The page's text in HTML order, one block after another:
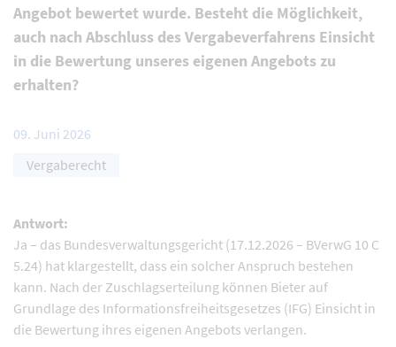
Angebot bewertet wurde. Besteht die Möglichkeit,
auch nach Abschluss des Vergabeverfahrens Einsicht
in die Bewertung unseres eigenen Angebots zu
erhalten?
09. Juni 2026
Vergaberecht
Antwort:
Ja – das Bundesverwaltungsgericht (17.12.2026 – BVerwG 10 C
5.24) hat klargestellt, dass ein solcher Anspruch bestehen
kann. Nach der Zuschlagserteilung können Bieter auf
Grundlage des Informationsfreiheitsgesetzes (IFG) Einsicht in
die Bewertung ihres eigenen Angebots verlangen.